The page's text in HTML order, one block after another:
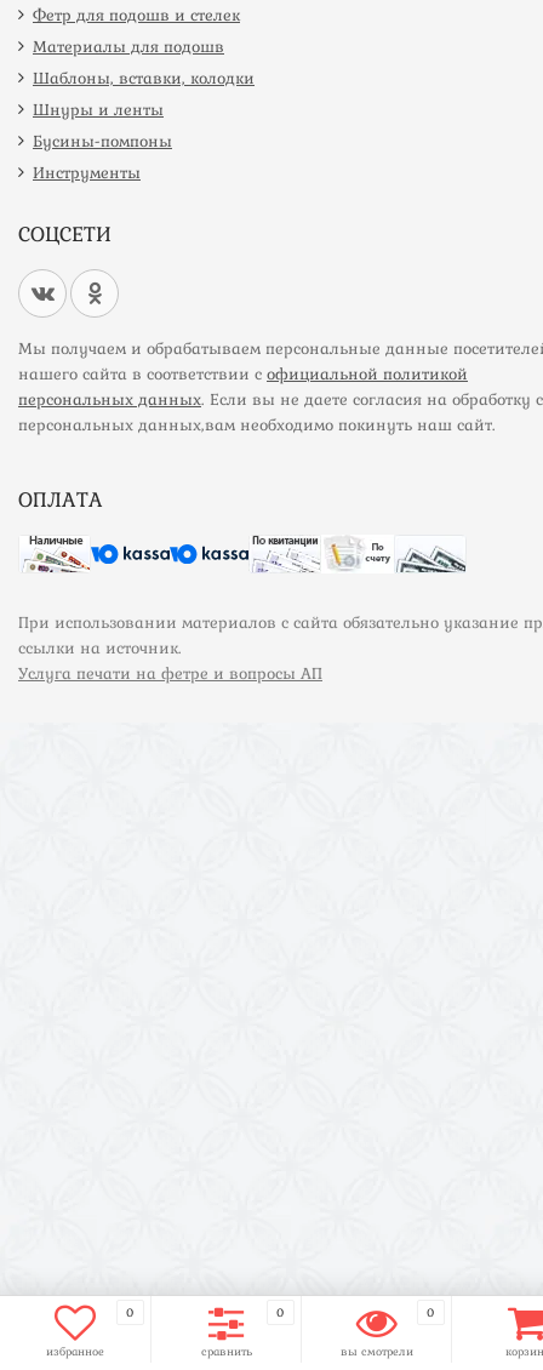
Фетр для подошв и стелек
Материалы для подошв
Шаблоны, вставки, колодки
Шнуры и ленты
Бусины-помпоны
Инструменты
СОЦСЕТИ
Мы получаем и обрабатываем персональные данные
нашего сайта в соответствии с официальной политикой
персональных данных. Если вы не даете согласия на обработку
персональных данных,вам необходимо покинуть наш сайт.
ОПЛАТА
При использовании материалов с сайта обязательно указание
ссылки на источник.
Услуга печати на фетре и вопросы АП
0
избранное
0
сравнить
0
вы смотрели